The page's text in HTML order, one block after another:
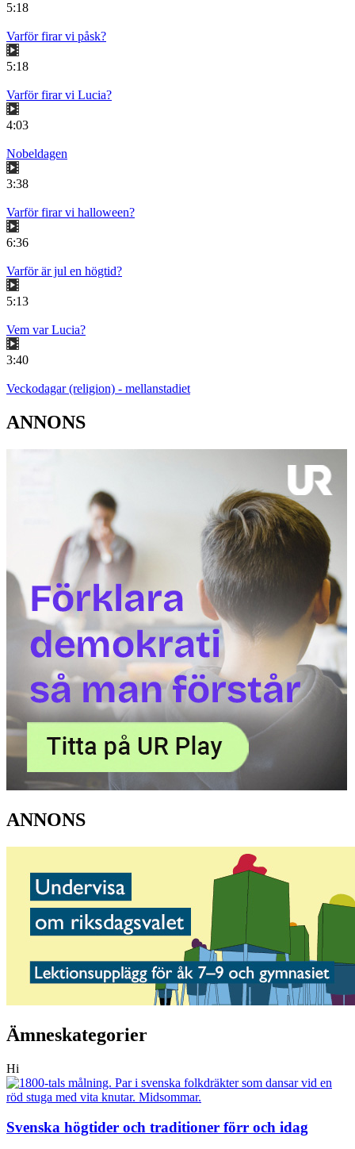
5:18
Varför firar vi påsk?
5:18
Varför firar vi Lucia?
4:03
Nobeldagen
3:38
Varför firar vi halloween?
6:36
Varför är jul en högtid?
5:13
Vem var Lucia?
3:40
Veckodagar (religion) - mellanstadiet
ANNONS
ANNONS
Ämneskategorier
Hi
Svenska högtider och traditioner förr och idag